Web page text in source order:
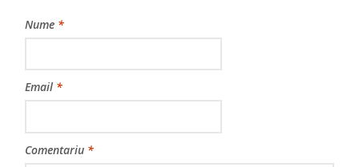
Nume *
Email *
Comentariu *